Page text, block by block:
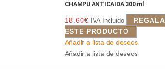
CHAMPU ANTICAIDA 300 ml
18.60€ IVA Incluido
REGALA
ESTE PRODUCTO
Añadir a lista de deseos
Añadir a lista de deseos